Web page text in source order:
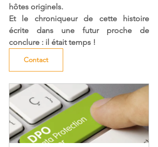
hôtes originels.
Et le chroniqueur de cette histoire
écrite dans une futur proche de
conclure : il était temps !
Contact